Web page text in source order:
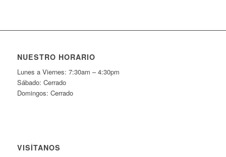
NUESTRO HORARIO
Lunes a Viernes: 7:30am – 4:30pm
Sábado: Cerrado
Domingos: Cerrado
VISÍTANOS